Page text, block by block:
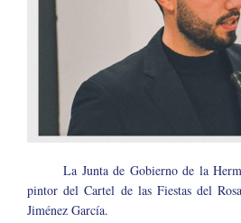
La Junta de Gobierno de la
pintor del Cartel de las Fiestas del
Jiménez García.